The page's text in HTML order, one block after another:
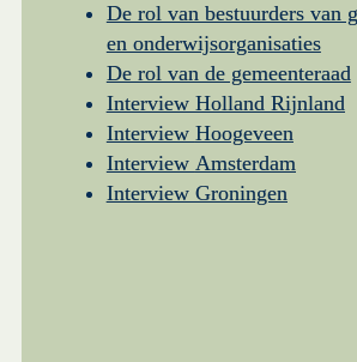
De rol van bestuurders van
en onderwijsorganisaties
De rol van de gemeenteraad
Interview Holland Rijnland
Interview Hoogeveen
Interview Amsterdam
Interview Groningen